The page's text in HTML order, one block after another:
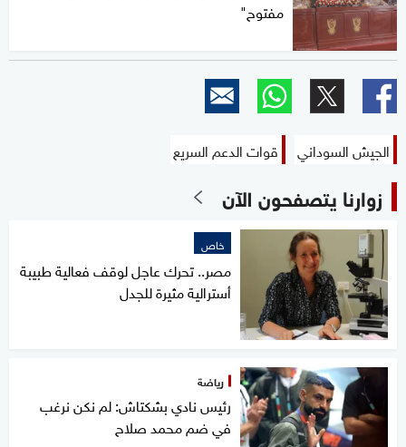
مفتوح"
الجيش السوداني قوات الدعم السريع
زوارنا يتصفحون الآن
خاص
مصر.. تحرك عاجل لوقف فعالية طبيبة
أسترالية مثيرة للجدل
رياضة
رئيس نادي بشكتاش: لم نكن نرغب
في ضم محمد صلاح